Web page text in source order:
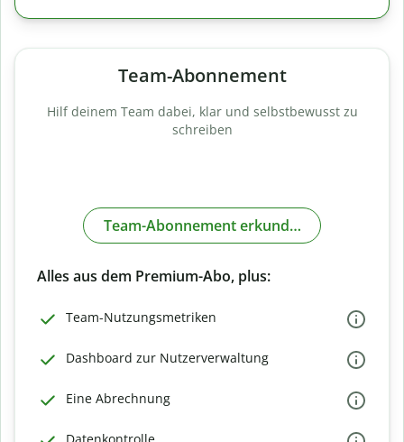
Team-Abonnement
Hilf deinem Team dabei, klar und selbstbewusst zu
schreiben
Team-Abonnement erkunden
Alles aus dem Premium-Abo, plus:
Team-Nutzungsmetriken
Dashboard zur Nutzerverwaltung
Eine Abrechnung